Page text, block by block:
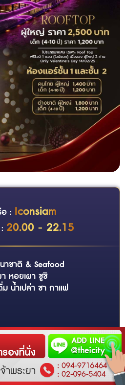
: Iconsiam
20.00 - 22.15
าชาติ & Seafood
หอยเผา ซูชิ
ม น้ำเปล่า ชา กาแฟ